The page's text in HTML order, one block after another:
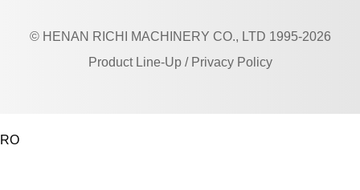
© HENAN RICHI MACHINERY CO., LTD 1995-2026
Product Line-Up / Privacy Policy
RO